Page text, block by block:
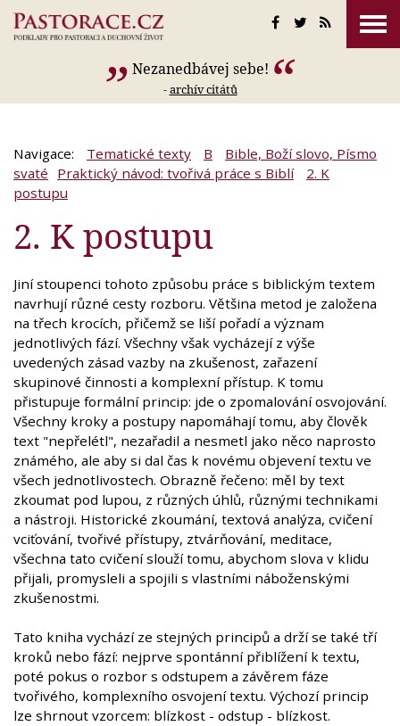
Nezanedbávej sebe!
-archív citátů
Navigace: Tematické texty B
Bible, Boží slovo, Písmo
svaté Praktický návod: tvořivá práce s Biblí
2. K
postupu
2. K postupu
Jiní stoupenci tohoto způsobu práce s biblickým textem
navrhují různé cesty rozboru. Většina metod je založena
na třech krocích, přičemž se liší pořadí a význam
jednotlivých fází. Všechny však vycházejí z výše
uvedených zásad vazby na zkušenost, zařazení
skupinové činnosti a komplexní přístup. K tomu
přistupuje formální princip: jde o zpomalování osvojování.
Všechny kroky a postupy napomáhají tomu, aby člověk
text "nepřelétl", nezařadil a nesmetl jako něco naprosto
známého, ale aby si dal čas k novému objevení textu ve
všech jednotlivostech. Obrazně řečeno: měl by text
zkoumat pod lupou, z různých úhlů, různými technikami
a nástroji. Historické zkoumání, textová analýza, cvičení
vciťování, tvořivé přístupy, ztvárňování, meditace,
všechna tato cvičení slouží tomu, abychom slova v klidu
přijali, promysleli a spojili s vlastními náboženskými
zkušenostmi.
Tato kniha vychází ze stejných principů a drží se také tří
kroků nebo fází: nejprve spontánní přiblížení k textu,
poté pokus o rozbor s odstupem a závěrem fáze
tvořivého, komplexního osvojení textu. Výchozí princip
lze shrnout vzorcem: blízkost - odstup - blízkost.